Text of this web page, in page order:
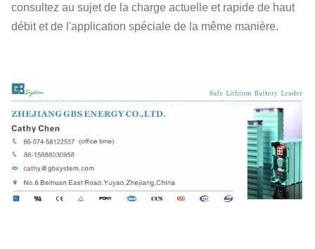
consultez au sujet de la charge actuelle et rapide de haut
débit et de l'application spéciale de la même manière.